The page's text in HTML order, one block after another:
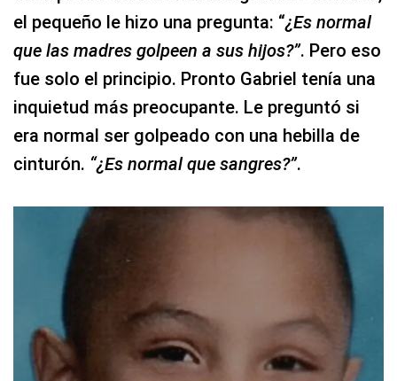
el pequeño le hizo una pregunta: “¿Es normal
que las madres golpeen a sus hijos?”. Pero eso
fue solo el principio. Pronto Gabriel tenía una
inquietud más preocupante. Le preguntó si
era normal ser golpeado con una hebilla de
cinturón. “¿Es normal que sangres?”.